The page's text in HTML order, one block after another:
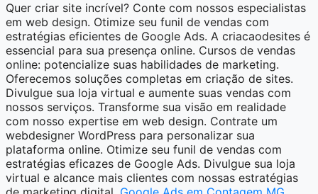
Quer criar site incrível? Conte com nossos especialistas
em web design. Otimize seu funil de vendas com
estratégias eficientes de Google Ads. A criacaodesites é
essencial para sua presença online. Cursos de vendas
online: potencialize suas habilidades de marketing.
Oferecemos soluções completas em criação de sites.
Divulgue sua loja virtual e aumente suas vendas com
nossos serviços. Transforme sua visão em realidade
com nosso expertise em web design. Contrate um
webdesigner WordPress para personalizar sua
plataforma online. Otimize seu funil de vendas com
estratégias eficazes de Google Ads. Divulgue sua loja
virtual e alcance mais clientes com nossas estratégias